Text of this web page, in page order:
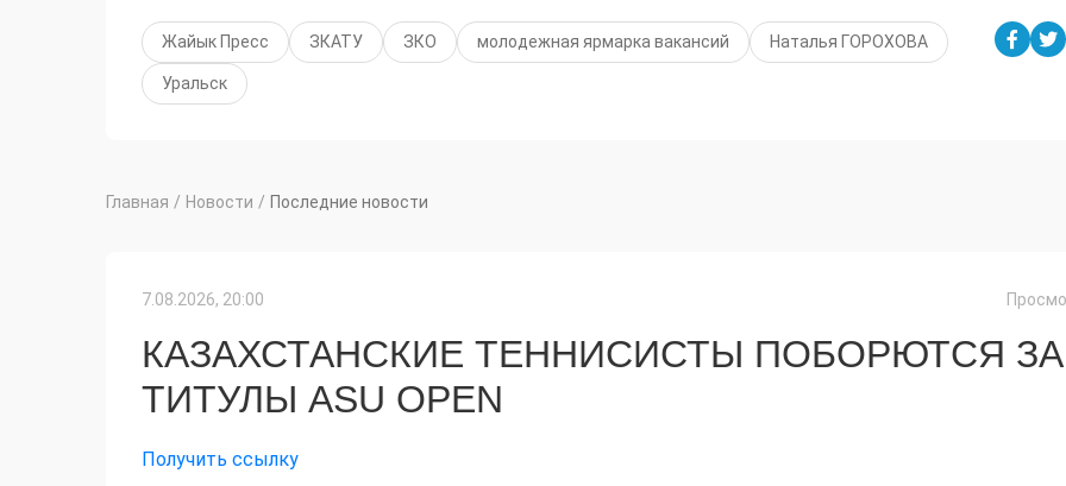
Жайык Пресс ЗКАТУ ЗКО молодежная ярмарка вакансий Наталья ГОРОХОВА
Уральск
Главная / Новости / Последние новости
7.08.2026, 20:00
КАЗАХСТАНСКИЕ ТЕННИСИСТЫ ПОБОРЮТСЯ ЗА
ТИТУЛЫ ASU OPEN
Получить ссылку